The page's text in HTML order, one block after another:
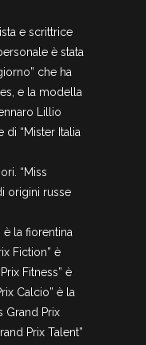
e scrittrice
è stata
che ha
e la modella
Lillio
di “Mister Italia
“Miss
origini russe
è la fiorentina
Fiction” è
Fitness” è
Calcio” è la
Grand Prix
Prix Talent”